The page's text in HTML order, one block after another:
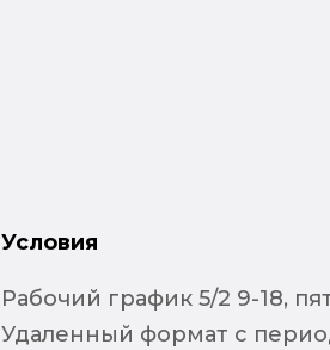
Условия
Рабочий график 5/2 9-18,
Удаленный формат с